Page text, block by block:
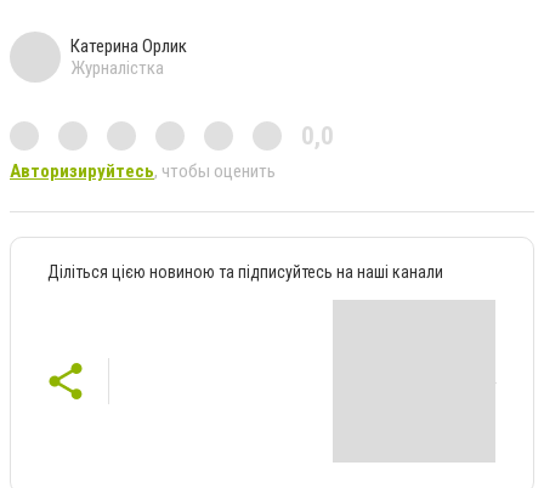
Катерина Орлик
Журналістка
0,0
Авторизируйтесь, чтобы оценить
Діліться цією новиною та підписуйтесь на наші канали